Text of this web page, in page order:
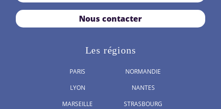
Nous contacter
Les régions
PARIS
LYON
MARSEILLE
NORMANDIE
NANTES
STRASBOURG